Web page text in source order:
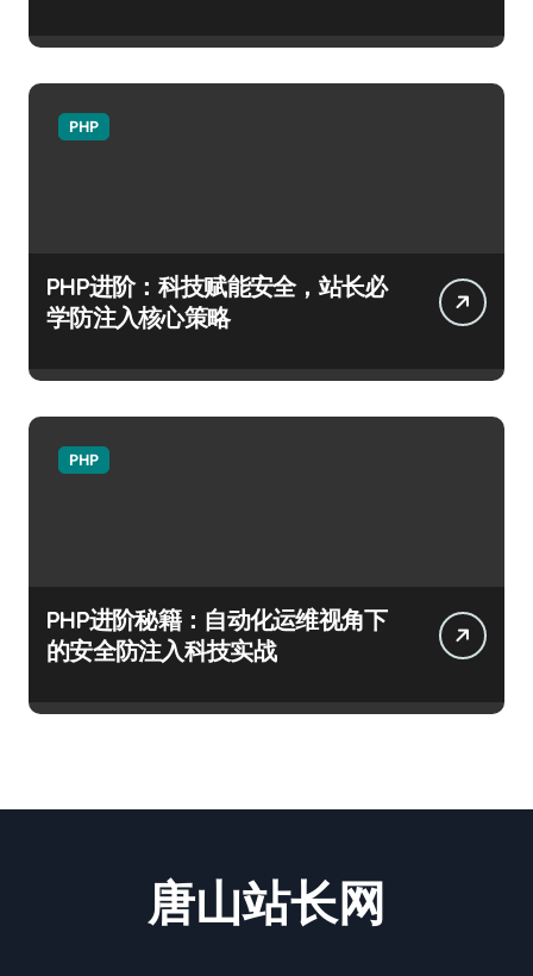
PHP
PHP进阶：科技赋能安全，站长必
学防注入核心策略
PHP
PHP进阶秘籍：自动化运维视角下
的安全防注入科技实战
唐山站长网